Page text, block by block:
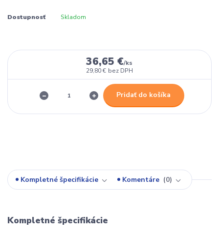
Dostupnosť Skladom
36,65 €/ks
29,80 € bez DPH
Pridať do košíka
Kompletné špecifikácie Komentáre 0
Kompletné špecifikácie